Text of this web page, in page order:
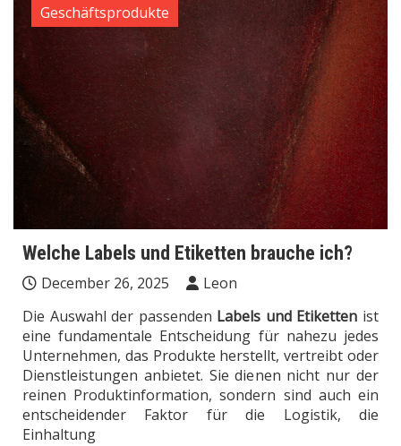
Geschäftsprodukte
Welche Labels und Etiketten brauche ich?
December 26, 2025
Leon
Die Auswahl der passenden Labels und Etiketten ist
eine fundamentale Entscheidung für nahezu jedes
Unternehmen, das Produkte herstellt, vertreibt oder
Dienstleistungen anbietet. Sie dienen nicht nur der
reinen Produktinformation, sondern sind auch ein
entscheidender Faktor für die Logistik, die
Einhaltung